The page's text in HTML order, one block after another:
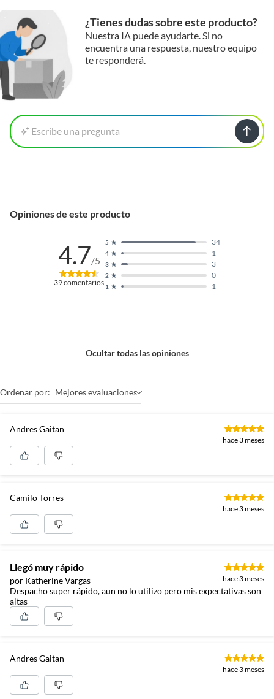
Duración en
condiciones
previsibles de uso
5 AÑOS
Plazo de
¿Tienes dudas sobre este producto?
Nuestra IA puede ayudarte. Si no
encuentra una respuesta, nuestro equipo
te responderá.
Escribe una pregunta
Opiniones de este producto
4.7/5
39comentarios 1 1
2 0
3 3
4 1
5 34
Ocultar todas las opiniones
Ordenar por: Mejores evaluaciones
Andres Gaitan
hace 3 meses
Camilo Torres
hace 3 meses
Llegó muy rápido
por Katherine Vargas hace 3 meses
Despacho super rápido, aun no lo utilizo pero mis expectativas son
altas
Andres Gaitan
hace 3 meses